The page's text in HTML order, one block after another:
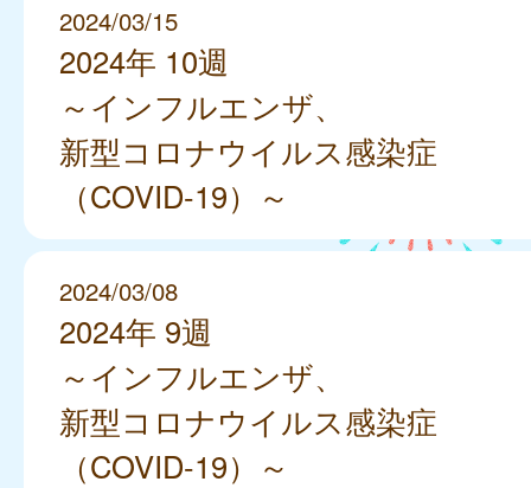
2024/03/15
2024年 10週
～インフルエンザ、
新型コロナウイルス感染症
（COVID-19）～
2024/03/08
2024年 9週
～インフルエンザ、
新型コロナウイルス感染症
（COVID-19）～